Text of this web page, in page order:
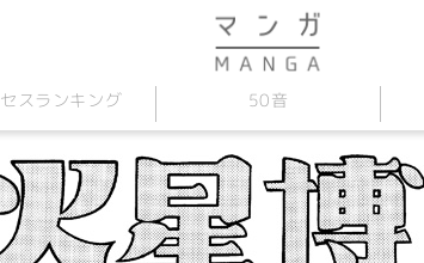
ス ランキング 50音